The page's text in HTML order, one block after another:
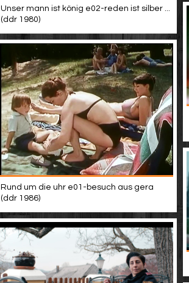
Unser mann ist könig e02-reden ist silber ...
(ddr 1980)
Rund um die uhr e01-besuch aus gera
(ddr 1986)